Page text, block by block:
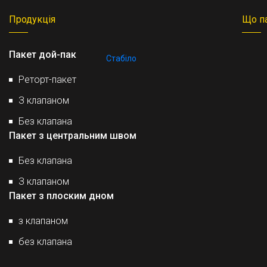
Продукція
Пакет дой-пак
Реторт-пакет
З клапаном
Без клапана
Стабіло
Пакет з центральним швом
Без клапана
З клапаном
Пакет з плоским дном
з клапаном
без клапана
Що